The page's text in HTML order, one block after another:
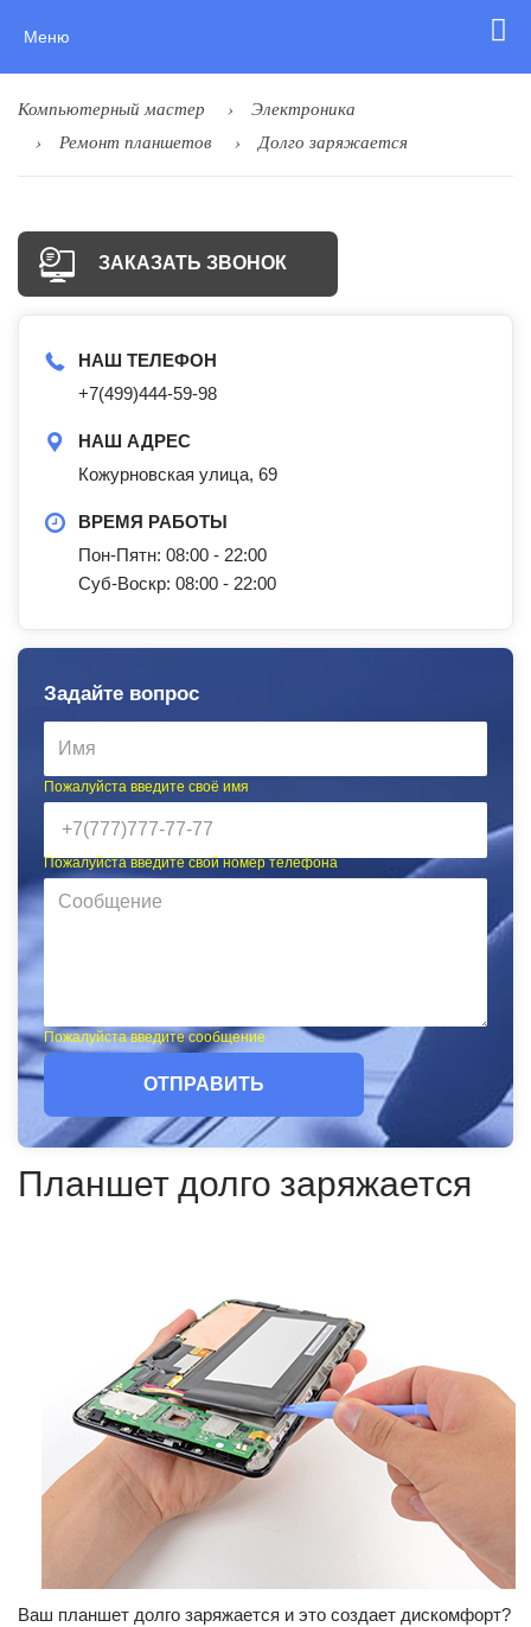
Меню
Компьютерный мастер
Электроника
Ремонт планшетов
Долго заряжается
ЗАКАЗАТЬ ЗВОНОК
НАШ ТЕЛЕФОН
+7(499)444-59-98
НАШ АДРЕС
Кожурновская улица, 69
ВРЕМЯ РАБОТЫ
Пон-Пятн: 08:00 - 22:00
Суб-Воскр: 08:00 - 22:00
Задайте вопрос
Пожалуйста введите своё имя
Пожалуйста введите свой номер телефона
Пожалуйста введите сообщение
ОТПРАВИТЬ
Планшет долго заряжается
Ваш планшет долго заряжается и это создает дискомфорт?